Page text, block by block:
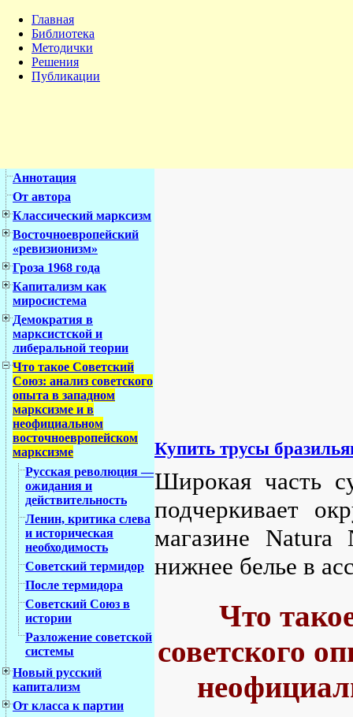
Главная
Библиотека
Методички
Решения
Публикации
Аннотация
От автора
Классический марксизм
Восточноевропейский
«ревизионизм»
Гроза 1968 года
Капитализм как
миросистема
Демократия в
марксистской и
либеральной теории
Что такое Советский
Союз: анализ советского
опыта в западном
марксизме и в
неофициальном
восточноевропейском
марксизме
Русская революция —
ожидания и
действительность
Ленин, критика слева
и историческая
необходимость
Советский термидор
После термидора
Советский Союз в
истории
Разложение советской
системы
Новый русский
капитализм
От класса к партии
Купить трусы
Широкая часть
подчеркивает
магазине Natura
нижнее белье в
Что
советского